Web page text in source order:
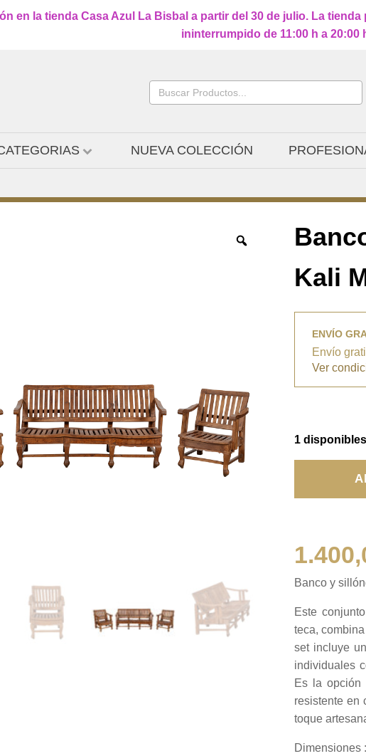
en la tienda Casa Azul La Bisbal a partir del 30 de julio. La
ininterrumpido de 11:00 h a 20:00
Buscar:
NUEVA COLECCIÓN
Kali
ENVÍO
Envío
Ver
1 disponibles
sillónes,
cantidad
Banco y
Este
teca,
set incluye
individuales
Es la opción
resistente en
toque
Dimensiones